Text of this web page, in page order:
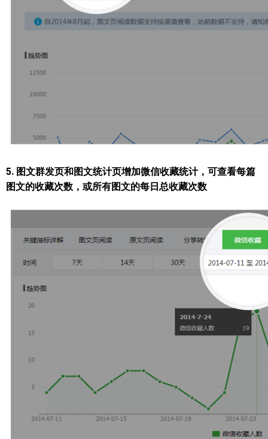
5. 图文群发页和图文统计页增加微信收藏统计，可查看每篇
图文的收藏次数，或所有图文的每日总收藏次数